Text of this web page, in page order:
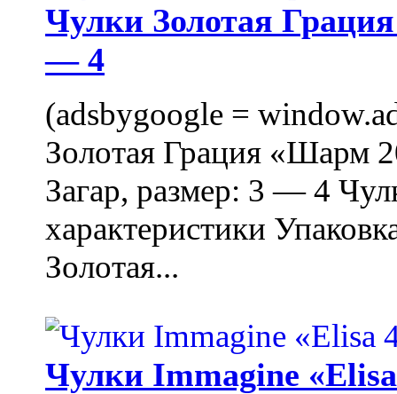
Чулки Золотая
— 4
(adsbygoogle =
Золотая Грация «Шарм
Загар, размер: 3 — 4
характеристики
Золотая...
Чулки Immagine